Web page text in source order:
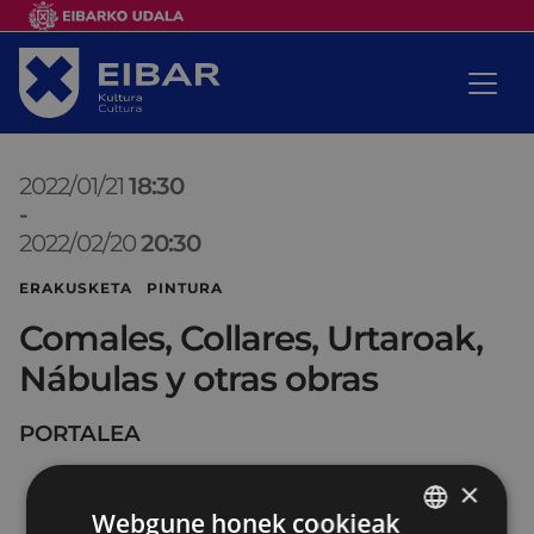
2022/01/21 18:30
-
2022/02/2020:30
ERAKUSKETA PINTURA
Comales, Collares, Urtaroak,
Nábulas y otras obras
PORTALEA
×
Webgune honek cookieak